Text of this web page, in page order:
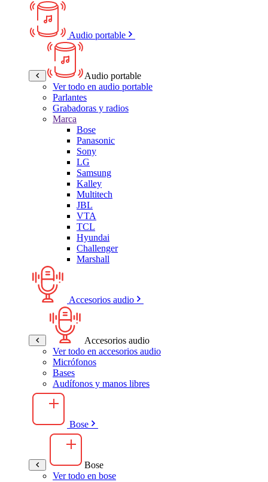
Audio portable
Audio portable
Ver todo en audio portable
Parlantes
Grabadoras y radios
Marca
Bose
Panasonic
Sony
LG
Samsung
Kalley
Multitech
JBL
VTA
TCL
Hyundai
Challenger
Marshall
Accesorios audio
Accesorios audio
Ver todo en accesorios audio
Micrófonos
Bases
Audífonos y manos libres
Bose
Bose
Ver todo en bose